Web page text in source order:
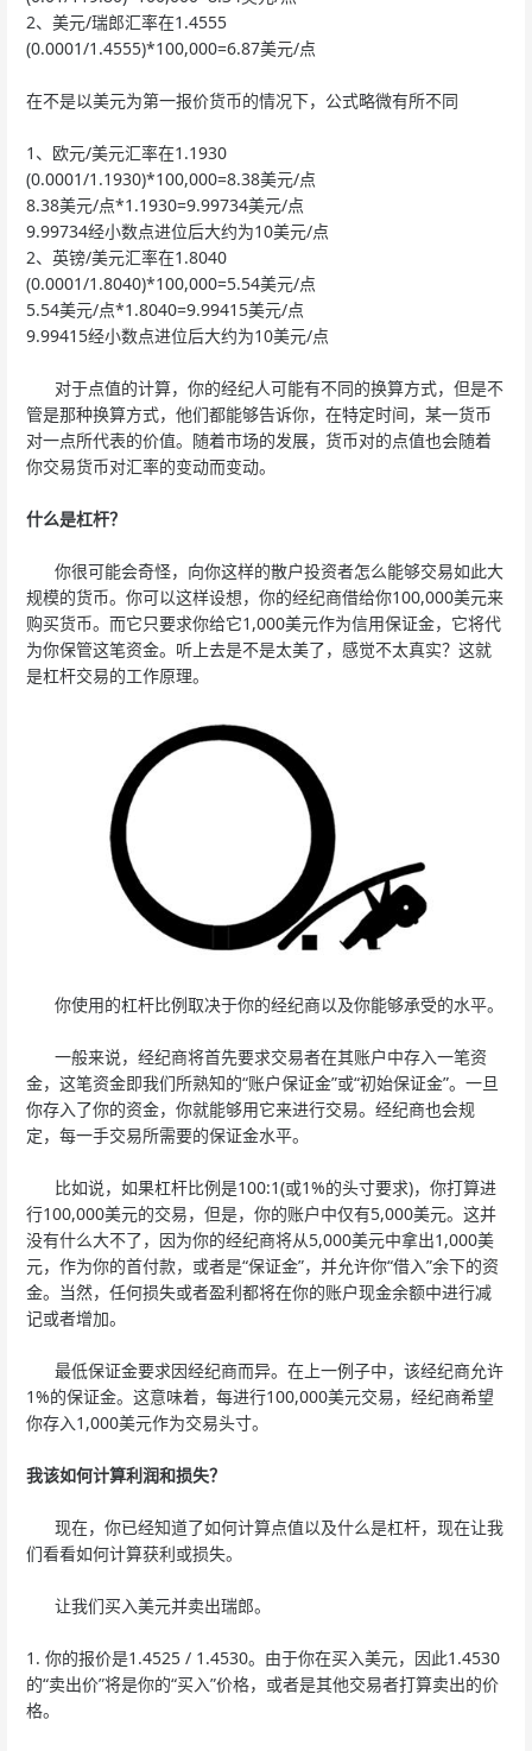
2、美元/瑞郎汇率在1.4555
(0.0001/1.4555)*100,000=6.87美元/点
在不是以美元为第一报价货币的情况下，公式略微有所不同
1、欧元/美元汇率在1.1930
(0.0001/1.1930)*100,000=8.38美元/点
8.38美元/点*1.1930=9.99734美元/点
9.99734经小数点进位后大约为10美元/点
2、英镑/美元汇率在1.8040
(0.0001/1.8040)*100,000=5.54美元/点
5.54美元/点*1.8040=9.99415美元/点
9.99415经小数点进位后大约为10美元/点
对于点值的计算，你的经纪人可能有不同的换算方式，但是不
管是那种换算方式，他们都能够告诉你，在特定时间，某一货币
对一点所代表的价值。随着市场的发展，货币对的点值也会随着
你交易货币对汇率的变动而变动。
什么是杠杆？
你很可能会奇怪，向你这样的散户投资者怎么能够交易如此大
规模的货币。你可以这样设想，你的经纪商借给你100,000美元来
购买货币。而它只要求你给它1,000美元作为信用保证金，它将代
为你保管这笔资金。听上去是不是太美了，感觉不太真实？这就
是杠杆交易的工作原理。
你使用的杠杆比例取决于你的经纪商以及你能够承受的水平。
一般来说，经纪商将首先要求交易者在其账户中存入一笔资
金，这笔资金即我们所熟知的“账户保证金”或“初始保证金”。一旦
你存入了你的资金，你就能够用它来进行交易。经纪商也会规
定，每一手交易所需要的保证金水平。
比如说，如果杠杆比例是100:1(或1%的头寸要求)，你打算进
行100,000美元的交易，但是，你的账户中仅有5,000美元。这并
没有什么大不了，因为你的经纪商将从5,000美元中拿出1,000美
元，作为你的首付款，或者是“保证金”，并允许你“借入”余下的资
金。当然，任何损失或者盈利都将在你的账户现金余额中进行减
记或者增加。
最低保证金要求因经纪商而异。在上一例子中，该经纪商允许
1%的保证金。这意味着，每进行100,000美元交易，经纪商希望
你存入1,000美元作为交易头寸。
我该如何计算利润和损失？
现在，你已经知道了如何计算点值以及什么是杠杆，现在让我
们看看如何计算获利或损失。
让我们买入美元并卖出瑞郎。
1. 你的报价是1.4525 / 1.4530。由于你在买入美元，因此1.4530
的“卖出价”将是你的“买入”价格，或者是其他交易者打算卖出的价
格。